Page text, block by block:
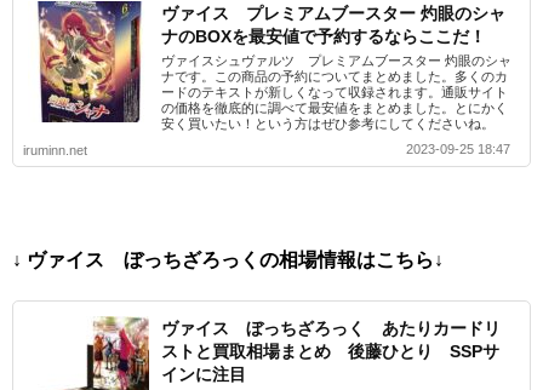
ヴァイス プレミアムブースター 灼眼のシャ
ナのBOXを最安値で予約するならここだ！
ヴァイスシュヴァルツ プレミアムブースター 灼眼のシャ
ナです。この商品の予約についてまとめました。多くのカ
ードのテキストが新しくなって収録されます。通販サイト
の価格を徹底的に調べて最安値をまとめました。とにかく
安く買いたい！という方はぜひ参考にしてくださいね。
iruminn.net
2023-09-25 18:47
↓ ヴァイス ぼっちざろっくの相場情報はこちら↓
ヴァイス ぼっちざろっく あたりカードリ
ストと買取相場まとめ 後藤ひとり SSPサ
インに注目